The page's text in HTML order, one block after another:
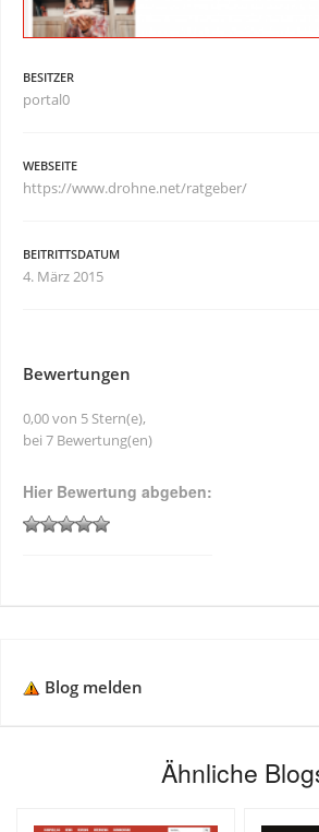
BESITZER
portal0
WEBSEITE
https://www.drohne.net/ratgeber/
BEITRITTSDATUM
4. März 2015
Bewertungen
0,00 von 5 Stern(e),
bei 7 Bewertung(en)
Hier Bewertung abgeben:
Blog melden
Ähnliche